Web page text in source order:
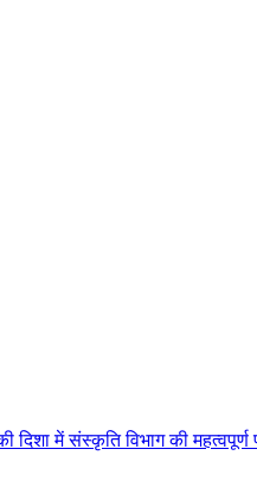
में संस्कृति विभाग की महत्वपूर्ण